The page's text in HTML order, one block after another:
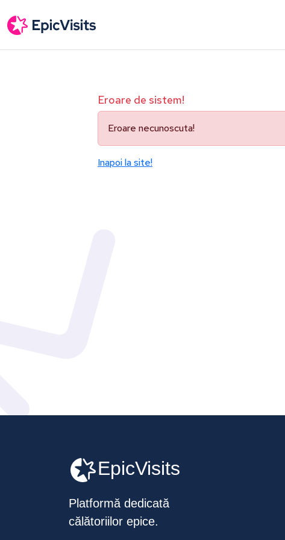
Eroare de sistem!
Eroare necunoscuta!
Inapoi la site!
EpicVisits
Platformă dedicată
călătoriilor epice.